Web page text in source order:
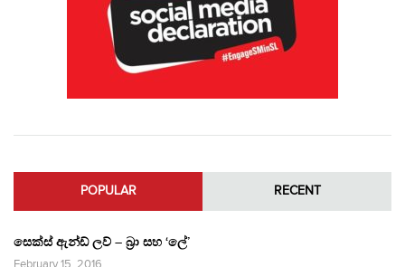
POPULAR RECENT
සෙක්ස් ඇන්ඩ් ලව් – බ්‍රා සහ ‘ලේ’